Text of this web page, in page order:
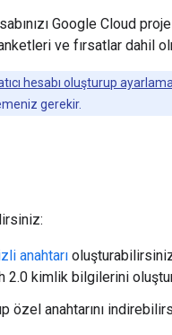
Google Cloud
ve fırsatlar dahil
hesabı oluşturup
gerekir.
anahtarı
2.0 kimlik bilgilerini
özel anahtarını